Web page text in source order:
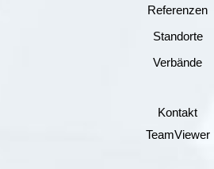
Referenzen
Standorte
Verbände
Kontakt
TeamViewer